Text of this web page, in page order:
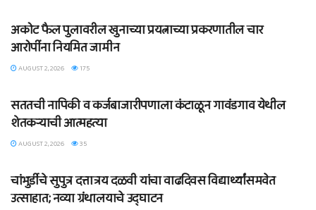
अकोट फैल पुलावरील खुनाच्या प्रयत्नाच्या प्रकरणातील चार
आरोपींना नियमित जामीन
AUGUST 2, 2026 175
सततची नापिकी व कर्जबाजारीपणाला कंटाळून गावंडगाव येथील
शेतकऱ्याची आत्महत्या
AUGUST 2, 2026 35
चांभुर्डीचे सुपुत्र दत्तात्रय दळवी यांचा वाढदिवस विद्यार्थ्यांसमवेत
उत्साहात; नव्या ग्रंथालयाचे उद्घाटन